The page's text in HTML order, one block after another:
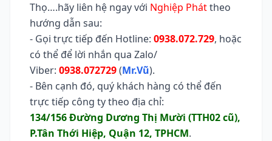
Thọ….hãy liên hệ ngay với Nghiệp Pháttheo
hướng dẫn sau:
- Gọi trực tiếp đến Hotline: 0938.072.729, hoặc
có thể để lời nhắn qua Zalo/
Viber: 0938.072729(Mr.Vũ).
- Bên cạnh đó, quý khách hàng có thể đến
trực tiếp công ty theo địa chỉ:
134/156 Đường Dương Thị Mười (TTH02 cũ),
P.Tân Thới Hiệp, Quận 12, TPHCM.